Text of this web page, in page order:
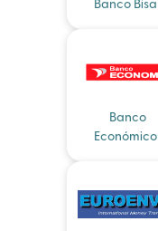
Banco Bisa
Banco
Económico